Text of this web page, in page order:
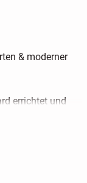
& moderner
errichtet und